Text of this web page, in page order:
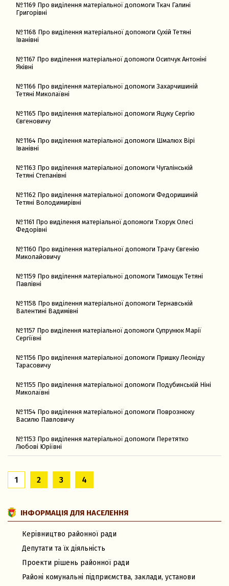
№1169 Про виділення матеріальної допомоги Ткач Галині
Григорівні
№1168 Про виділення матеріальної допомоги Сухій Тетяні
Іванівні
№1167 Про виділення матеріальної допомоги Осипчук Антоніні
Яківні
№1166 Про виділення матеріальної допомоги Захарчишиній
Тетяні Миколаївні
№1165 Про виділення матеріальної допомоги Яцуку Сергію
Євгеновичу
№1164 Про виділення матеріальної допомоги Шмалюх Вірі
Іванівні
№1163 Про виділення матеріальної допомоги Чугалінській
Тетяні Степанівні
№1162 Про виділення матеріальної допомоги Федоришиній
Тетяні Володимирівні
№1161 Про виділення матеріальної допомоги Тхорук Олесі
Федорівні
№1160 Про виділення матеріальної допомоги Трачу Євгенію
Миколайовичу
№1159 Про виділення матеріальної допомоги Тимощук Тетяні
Павлівні
№1158 Про виділення матеріальної допомоги Тернавській
Валентині Вадимівні
№1157 Про виділення матеріальної допомоги Супрунюк Марії
Сергіївні
№1156 Про виділення матеріальної допомоги Пришку Леоніду
Тарасовичу
№1155 Про виділення матеріальної допомоги Подубинській Ніні
Миколаївні
№1154 Про виділення матеріальної допомоги Поврознюку
Василю Павловичу
№1153 Про виділення матеріальної допомоги Перетятко
Любові Юріївні
1 2 3 4
ІНФОРМАЦІЯ ДЛЯ НАСЕЛЕННЯ
Керівництво районної ради
Депутати та їх діяльність
Проекти рішень районної ради
Районі комунальні підприємства, заклади, установи